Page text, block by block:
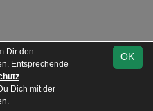
OK
Dir den
Entsprechende
.
Dich mit der